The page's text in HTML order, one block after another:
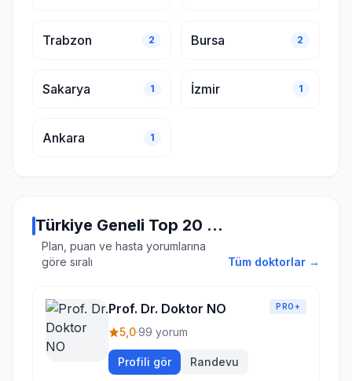
Trabzon 2 Bursa 2
Sakarya 1 İzmir 1
Ankara 1
Türkiye Geneli Top 20 Doktor
Plan, puan ve hasta yorumlarına
göre sıralı
Tüm doktorlar →
Prof. Dr. Doktor NO PRO+
5,0·99 yorum
Profili gör Randevu